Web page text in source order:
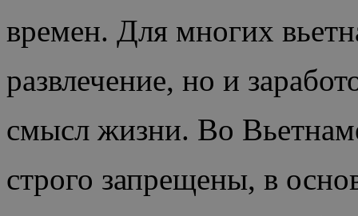
времен. Для многих
развлечение, но и
смысл жизни. Во
строго запрещены, в